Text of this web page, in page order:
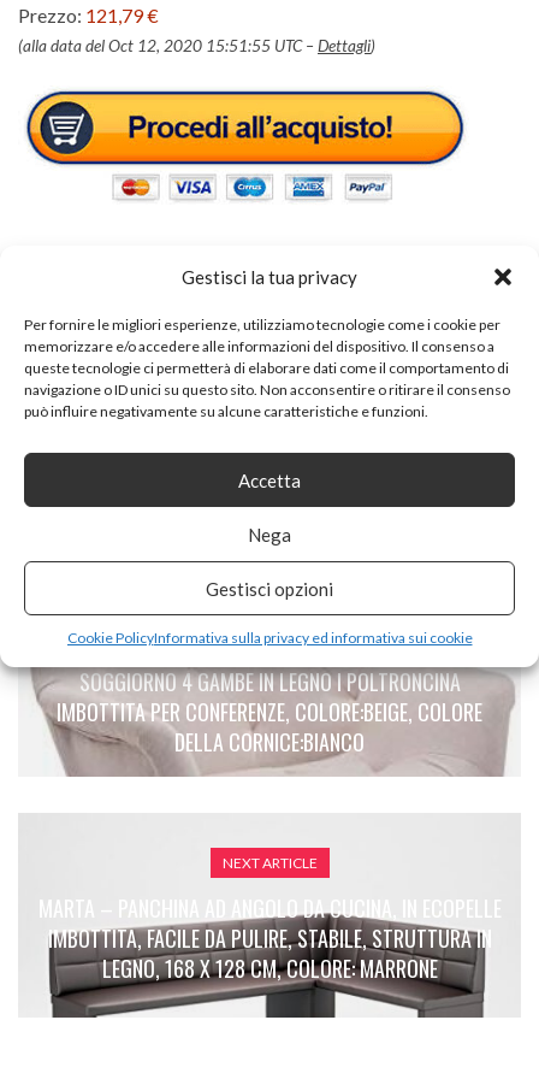
Gestisci la tua privacy
Per fornire le migliori esperienze, utilizziamo tecnologie come i cookie per
memorizzare e/o accedere alle informazioni del dispositivo. Il consenso a
queste tecnologie ci permetterà di elaborare dati come il comportamento di
navigazione o ID unici su questo sito. Non acconsentire o ritirare il consenso
può influire negativamente su alcune caratteristiche e funzioni.
Accetta
Nega
Gestisci opzioni
Cookie PolicyInformativa sulla privacy ed informativa sui cookie
Prezzo: 121,79 €
(alla data del Oct 12, 2020 15:51:55 UTC – Dettagli)
Tags: mensole
SHARE ON
CLP SEDIA ATTESA CASSIDY IN TESSUTO I SEDIA
SOGGIORNO 4 GAMBE IN LEGNO I POLTRONCINA
IMBOTTITA PER CONFERENZE, COLORE:BEIGE, COLORE
DELLA CORNICE:BIANCO
NEXT ARTICLE
MARTA – PANCHINA AD ANGOLO DA CUCINA, IN ECOPELLE
IMBOTTITA, FACILE DA PULIRE, STABILE, STRUTTURA IN
LEGNO, 168 X 128 CM, COLORE: MARRONE